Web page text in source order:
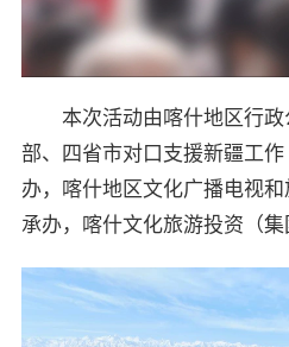
本次活动由喀什地区行
部、四省市对口支援新疆工
办，喀什地区文化广播电视
承办，喀什文化旅游投资（集